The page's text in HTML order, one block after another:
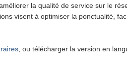
la qualité de service sur le
visent à optimiser la ponctualité,
, ou télécharger la version en